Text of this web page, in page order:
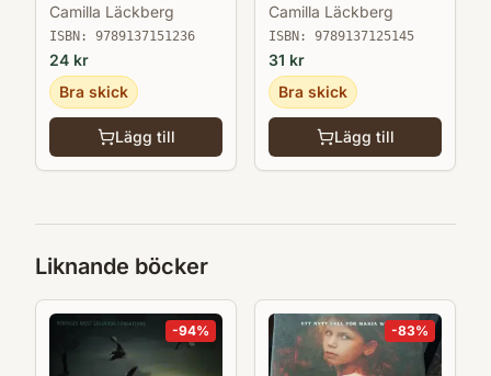
Camilla Läckberg
ISBN: 9789137151236
24 kr
Bra skick
Lägg till
Camilla Läckberg
ISBN: 9789137125145
31 kr
Bra skick
Lägg till
Liknande böcker
-94% -83%